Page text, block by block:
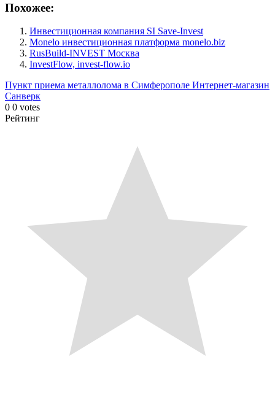
Похожее:
Инвестиционная компания SI Save-Invest
Monelo инвестиционная платформа monelo.biz
RusBuild-INVEST Москва
InvestFlow, invest-flow.io
Пункт приема металлолома в Симферополе Интернет-магазин
Санверк
0 0 votes
Рейтинг